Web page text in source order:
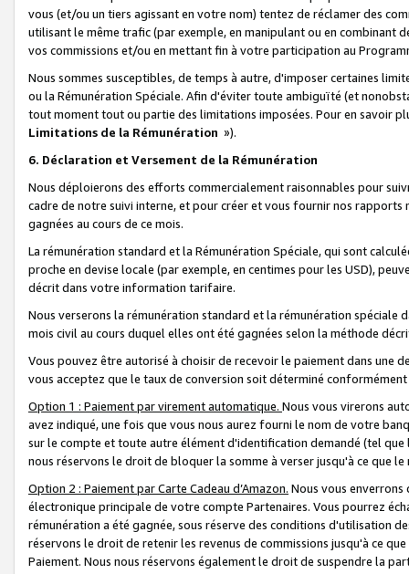
vous (et/ou un tiers agissant en votre nom) tentez de réclamer des
utilisant le même trafic (par exemple, en manipulant ou en combinant
vos commissions et/ou en mettant fin à votre participation au
Nous sommes susceptibles, de temps à autre, d'imposer certaines
ou la Rémunération Spéciale. Afin d'éviter toute ambiguïté (et
tout moment tout ou partie des limitations imposées. Pour en savoir
Limitations de la Rémunération »).
6. Déclaration et Versement de la Rémunération
Nous déploierons des efforts commercialement raisonnables pour
cadre de notre suivi interne, et pour créer et vous fournir nos
gagnées au cours de ce mois.
La rémunération standard et la Rémunération Spéciale, qui sont
proche en devise locale (par exemple, en centimes pour les USD),
décrit dans votre information tarifaire.
Nous verserons la rémunération standard et la rémunération spéciale
mois civil au cours duquel elles ont été gagnées selon la méthode
Vous pouvez être autorisé à choisir de recevoir le paiement dans une
vous acceptez que le taux de conversion soit déterminé
Option 1 : Paiement par virement automatique. Nous vous virerons
avez indiqué, une fois que vous nous aurez fourni le nom de votre
sur le compte et toute autre élément d'identification demandé (tel que
nous réservons le droit de bloquer la somme à verser jusqu'à ce que
Option 2 : Paiement par Carte Cadeau d’Amazon. Nous vous
électronique principale de votre compte Partenaires. Vous pourrez
rémunération a été gagnée, sous réserve des conditions d'utilisation
réservons le droit de retenir les revenus de commissions jusqu'à ce
Paiement. Nous nous réservons également le droit de suspendre la